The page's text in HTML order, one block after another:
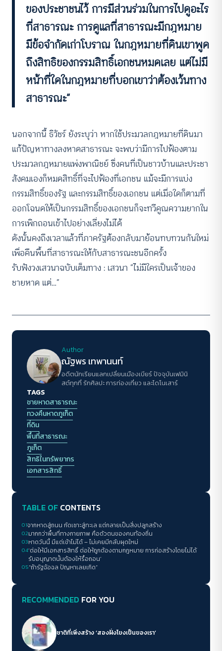
ของประชาชนไว้ การมีส่วนร่วมในการไปดูอะไร
ที่สาธารณะ การดูแลที่สาธารณะมีกฎหมาย
มีข้อจํากัดเก่าโบราณ ในกฎหมายที่ดินเขาพูด
ถึงสิทธิของกรรมสิทธิ์เอกชนหมดเลย แต่ไม่มี
หน้าที่ใดในกฎหมายที่บอกเขาว่าต้องเว้นทาง
สาธารณะ”
นอกจากนี้ ธิวัชร์ ยังระบุว่า หากใช้ประมวลกฎหมายที่ดินมา
แก้ปัญหาทางลงหาดสาธารณะ จะพบว่ามีการไปฟ้องตาม
ประมวลกฎหมายแพ่งพาณิชย์ ซึ่งคนที่เป็นชาวบ้านและประชา
สังคมเองก็หมดสิทธิ์ที่จะไปฟ้องที่เอกชน แม้จะมีการแบ่ง
กรรมสิทธิ์ของรัฐ และกรรมสิทธิ์ของเอกชน แต่เมื่อใดก็ตามที่
ออกโฉนดให้เป็นกรรมสิทธิ์ของเอกชนก็จะทวีคูณความยากใน
การเพิกถอนเข้าไปอย่างเลี่ยงไม่ได้
ดังนั้นคงถึงเวลาแล้วที่ภาครัฐต้องกลับมาย้อนทบทวนกันใหม่
เพื่อคืนพื้นที่สาธารณะให้กับสาธารณะชนอีกครั้ง
รับฟังวงเสวนาฉบับเต็มทาง : เสวนา “ไม่มีใครเป็นเจ้าของ
ชายหาด แต่…”
Author
ณัฐพร เทพานนท์
อดีตนักเรียนแลกเปลี่ยนเมืองเบียร์ ปัจจุบันเฟมินิ
สต์ทุกที่ รักศิลปะ การท่องเที่ยว และไดโนเสาร์
TAGS
ชายหาดสาธารณะ
ทวงคืนหาดภูเก็ต
ที่ดิน
พื้นที่สาธารณะ
ภูเก็ต
สิทธิในทรัพยากร
เอกสารสิทธิ์
TABLE OF CONTENTS
01จากหาดสู่ถนน กัดเซาะสู่ทะเล แต่กลายเป็นสิ่งปลูกสร้าง
02มากกว่าพื้นที่ทางกายภาพ คือตัวตนของคนท้องถิ่น
03หาดวันนี้ มีแต่เข้าไม่ได้ – ไม่เคยมีกลับผุดใหม่
04‘ต่อให้มีเอกสารสิทธิ์ ต่อให้ถูกต้องตามกฎหมาย การก่อสร้างโดยไม่ได้
รับอนุญาตนั้นต้องให้รื้อถอน’
05“ถ้ารัฐฉ้อฉล ปัญหาเลยเกิด”
RECOMMENDED FOR YOU
ชาติที่เพิ่งสร้าง ‘สองฝั่งโขงเป็นของเรา’